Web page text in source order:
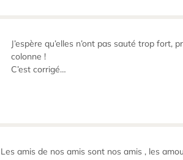
J’espère qu’elles n’ont pas sauté trop fort,
colonne !
C’est corrigé…
Les amis de nos amis sont nos amis , les